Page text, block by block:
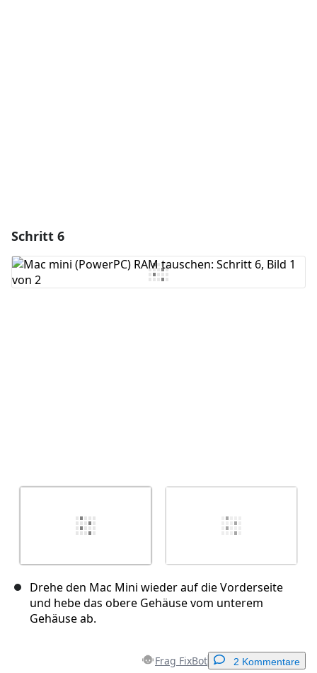
Schritt 6
Drehe den Mac Mini wieder auf die Vorderseite
und hebe das obere Gehäuse vom unterem
Gehäuse ab.
Frag FixBot 2 Kommentare